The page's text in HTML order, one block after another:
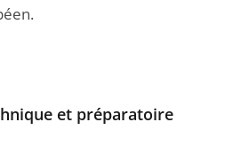
et préparatoire